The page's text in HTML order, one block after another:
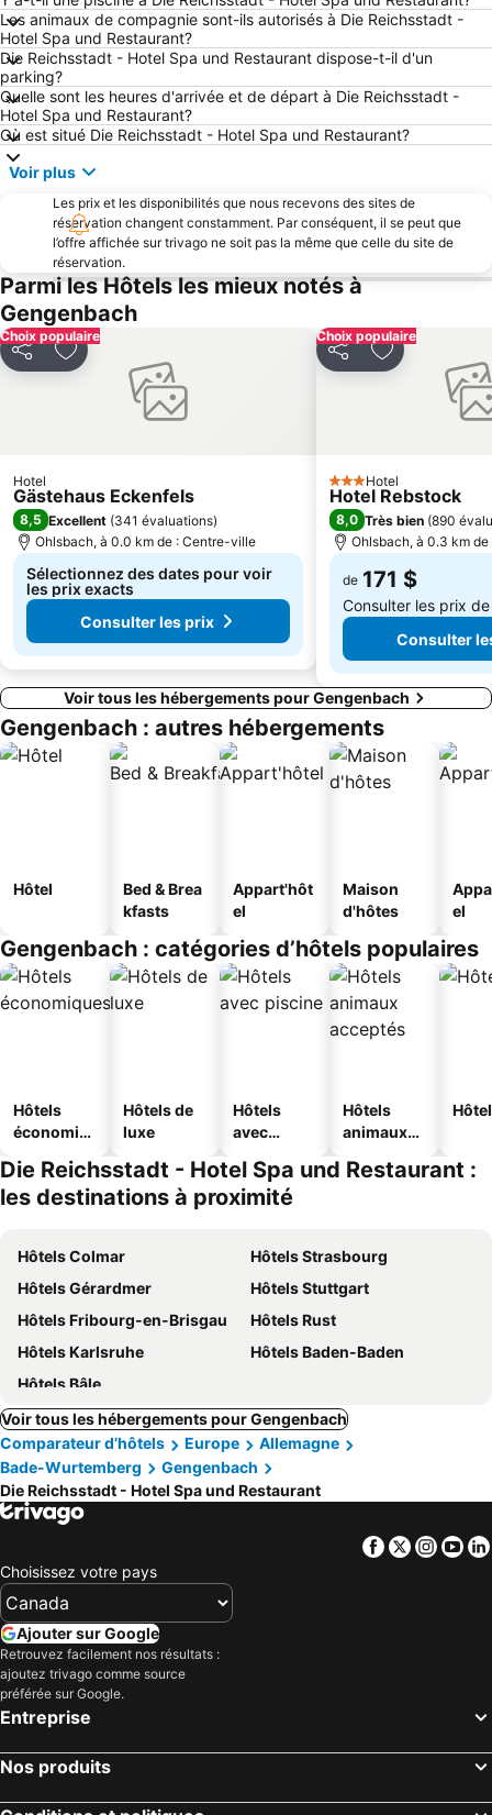
Zénith Strasbourg
Thermes Caracalla
Altstadt-Mitte
Stade MAGE SOLAR
Neuhof
Hôtel de Ville Strasbourg
Kurhaus
Gare de Baden-Baden
Palais des Congrès et des Expositions de Fribourg
Les animaux de compagnie sont-ils autorisés à Die Reichsstadt -
Hotel Spa und Restaurant?
Die Reichsstadt - Hotel Spa und Restaurant dispose-t-il d'un
parking?
Quelle sont les heures d'arrivée et de départ à Die Reichsstadt -
Hotel Spa und Restaurant?
Où est situé Die Reichsstadt - Hotel Spa und Restaurant?
Voir plus
Les prix et les disponibilités que nous recevons des sites de
réservation changent constamment. Par conséquent, il se peut que
l’offre affichée sur trivago ne soit pas la même que celle du site de
réservation.
Parmi les Hôtels les mieux notés à
Gengenbach
Choix populaire
PartagerAjouter à mes favoris
Hotel
Gästehaus Eckenfels
8,5 Excellent (341 évaluations)
Ohlsbach, à 0.0 km de : Centre-ville
Sélectionnez des dates pour voir
les prix exacts
Consulter les prix
Choix populaire
PartagerAjouter à
3 Étoiles
Hotel
Hotel Rebstock
8,0 Très bien (890
Ohlsbach, à 0.3 km
de 171 $
Consulter les prix
Consulter
Voir tous les hébergements pour Gengenbach
Gengenbach : autres hébergements
Hôtel
Bed & Brea
kfasts
Appart'hôt
el
Maison
d'hôtes
el
Gengenbach : catégories d’hôtels populaires
Hôtels
économiq
Hôtels de
luxe
Hôtels
avec
Hôtels
animaux
Die Reichsstadt - Hotel Spa und Restaurant :
les destinations à proximité
Hôtels Colmar
Hôtels Strasbourg
Hôtels Gérardmer
Hôtels Stuttgart
Hôtels Fribourg-en-Brisgau
Hôtels Rust
Hôtels Karlsruhe
Hôtels Baden-Baden
Hôtels Bâle
Voir tous les hébergements pour Gengenbach
Comparateur d’hôtels
Europe
Allemagne
Bade-Wurtemberg
Gengenbach
Die Reichsstadt - Hotel Spa und Restaurant
Facebook
Twitter
Choisissez votre pays
Ajouter sur Google
Retrouvez facilement nos résultats :
ajoutez trivago comme source
préférée sur Google.
Entreprise
Nos produits